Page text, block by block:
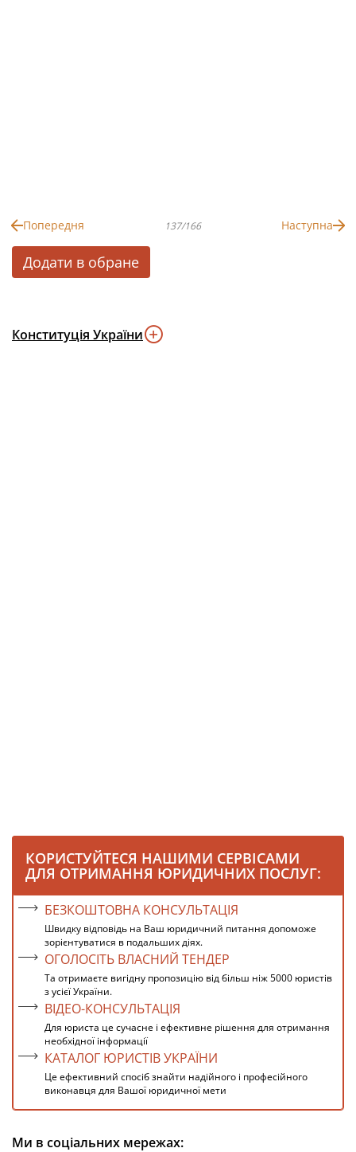
Попередня 137/166 Наступна
Додати в обране
Конституція України
КОРИСТУЙТЕСЯ НАШИМИ СЕРВІСАМИ
ДЛЯ ОТРИМАННЯ ЮРИДИЧНИХ ПОСЛУГ:
БЕЗКОШТОВНА КОНСУЛЬТАЦІЯ
Швидку відповідь на Ваш юридичний питання допоможе
зорієнтуватися в подальших діях.
ОГОЛОСІТЬ ВЛАСНИЙ ТЕНДЕР
Та отримаєте вигідну пропозицію від більш ніж 5000 юристів
з усієї України.
ВІДЕО-КОНСУЛЬТАЦІЯ
Для юриста це сучасне і ефективне рішення для отримання
необхідної інформації
КАТАЛОГ ЮРИСТІВ УКРАЇНИ
Це ефективний спосіб знайти надійного і професійного
виконавця для Вашої юридичної мети
Ми в соціальних мережах: